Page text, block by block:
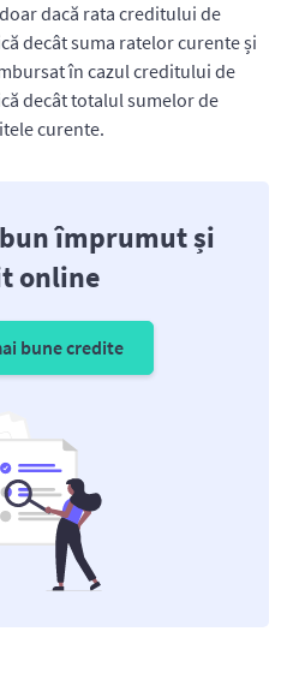
dacă rata creditului de
decât suma ratelor curente și
în cazul creditului de
decât totalul sumelor de
curente.
împrumut și
online
bune credite